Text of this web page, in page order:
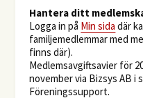
Hantera ditt
Logga in på Min sida där
familjemedlemmar med
finns där).
Medlemsavgiftsavier för
november via Bizsys AB i
Föreningssupport.